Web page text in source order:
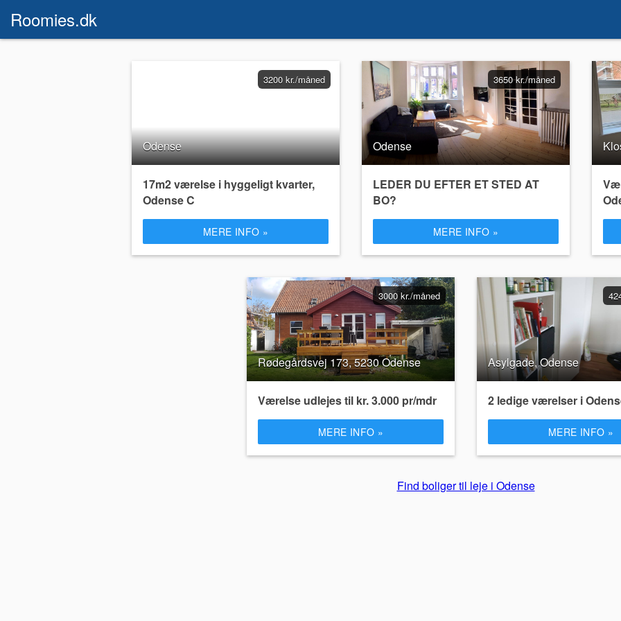
Roomies.dk
3200 kr./måned
Odense
17m2 værelse i hyggeligt kvarter,
Odense C
MERE INFO »
3650 kr./måned
Odense
LEDER DU EFTER ET STED AT
BO?
MERE INFO »
3000 kr./måned
Rødegårdsvej 173, 5230 Odense
Værelse udlejes til kr. 3.000 pr/mdr
MERE INFO »
Asylgade, Odense
2 ledige værelser i
MERE INFO »
Find boliger til leje i Odense